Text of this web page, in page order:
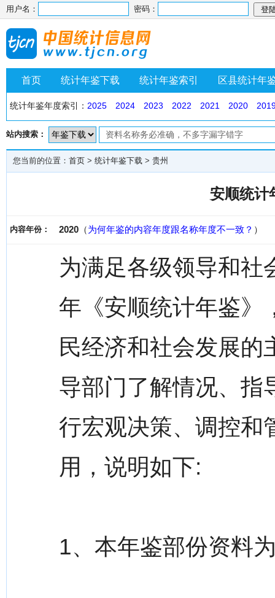
用户名： 密码：
首页 统计年鉴下载 统计年鉴索引 区县统计年
统计年鉴年度索引： 2025 2024 2023 2022 2021 2020
站内搜索：
您当前的位置： 首页 > 统计年鉴下载 > 贵州
安顺统计
内容年份： 2020 （为何年鉴的内容年度跟名称年度不一致？ ）
为满足各级领导和社
年《安顺统计年鉴》
民经济和社会发展的
导部门了解情况、指
行宏观决策、调控和
用，说明如下:
1、本年鉴部份资料